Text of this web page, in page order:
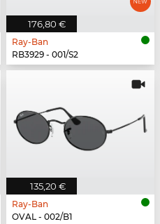
176,80 €
Ray-Ban
RB3929 - 001/S2
135,20 €
Ray-Ban
OVAL - 002/B1